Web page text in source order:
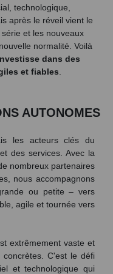
technologique,
après le réveil vient le
et les nouveaux
normalité. Voilà
dans des
et fiables
AUTONOMES
les acteurs clés du
des services. Avec la
nombreux partenaires
nous accompagnons
ou petite – vers
agile et tournée vers
extrêmement vaste et
C'est le défi
et technologique qui